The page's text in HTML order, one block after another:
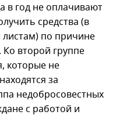
в год не оплачивают
средства (в
по причине
Ко второй группе
которые не
за
недобросовестных
с работой и